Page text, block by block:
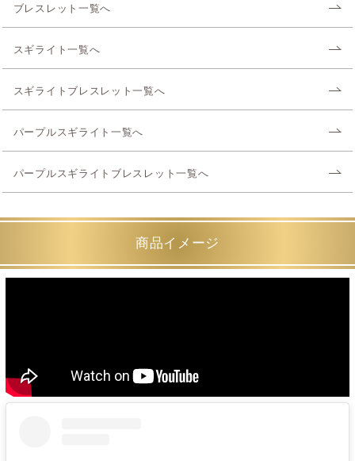
ブレスレット一覧へ
スギライト一覧へ
スギライトブレスレット一覧へ
パープルスギライト一覧へ
パープルスギライトブレスレット一覧へ
商品イメージ